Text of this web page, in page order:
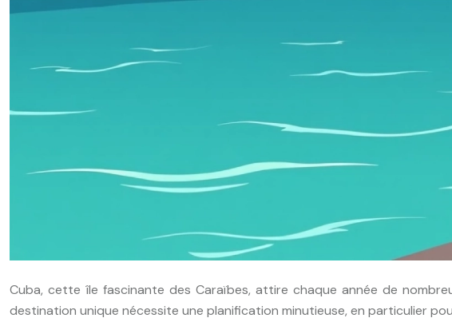
Cuba, cette île fascinante des Caraïbes, attire chaque année de
destination unique nécessite une planification minutieuse, en particulier